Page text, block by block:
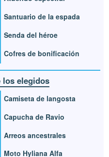
Santuario de la espada
Senda del héroe
Cofres de bonificación
los elegidos
Camiseta de langosta
Capucha de Ravio
Arreos ancestrales
Moto Hyliana Alfa